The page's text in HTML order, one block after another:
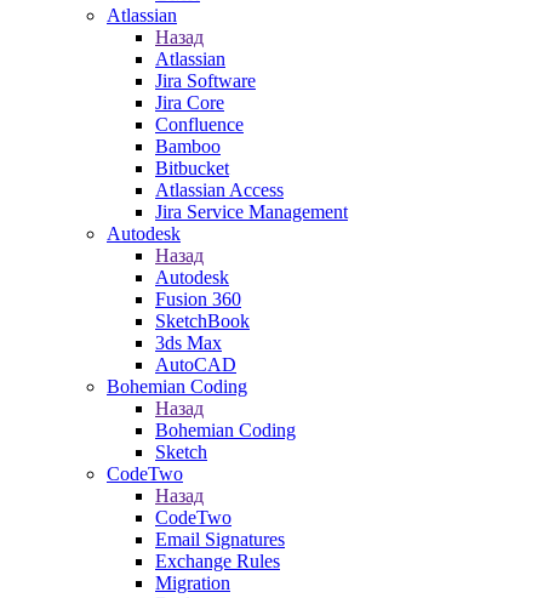
Atlassian
Назад
Atlassian
Jira Software
Jira Core
Confluence
Bamboo
Bitbucket
Atlassian Access
Jira Service Management
Autodesk
Назад
Autodesk
Fusion 360
SketchBook
3ds Max
AutoCAD
Bohemian Coding
Назад
Bohemian Coding
Sketch
CodeTwo
Назад
CodeTwo
Email Signatures
Exchange Rules
Migration